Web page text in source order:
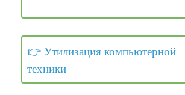
Утилизация компьютерной
техники